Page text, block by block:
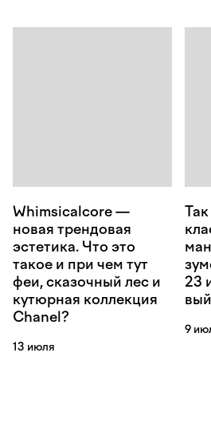
Whimsicalcore —
новая трендовая
эстетика. Что это
такое и при чем тут
феи, сказочный лес и
кутюрная коллекция
Chanel?
13 июля
23
9